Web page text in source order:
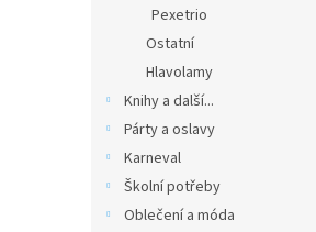
Pexetrio
Ostatní
Hlavolamy
Knihy a další...
Párty a oslavy
Karneval
Školní potřeby
Oblečení a móda